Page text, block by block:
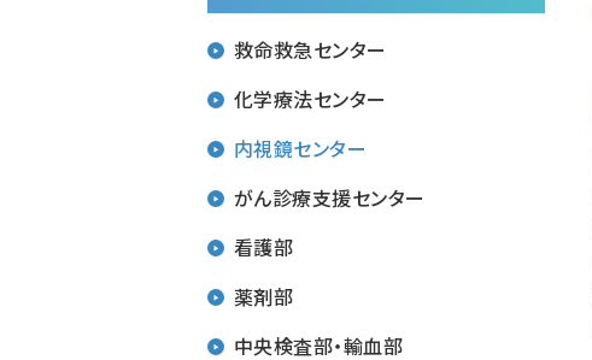
救命救急センター
化学療法センター
内視鏡センター
がん診療支援センター
看護部
薬剤部
中央検査部・輸血部